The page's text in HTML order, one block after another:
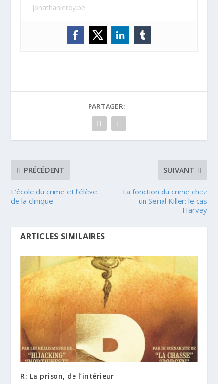
jonathanleroy.be
PARTAGER:
PRÉCÉDENT
L’école du crime et l’élève
de la clinique
SUIVANT
La fonction du crime chez
un Serial Killer: le cas
Harvey
ARTICLES SIMILAIRES
R: La prison, de l’intérieur